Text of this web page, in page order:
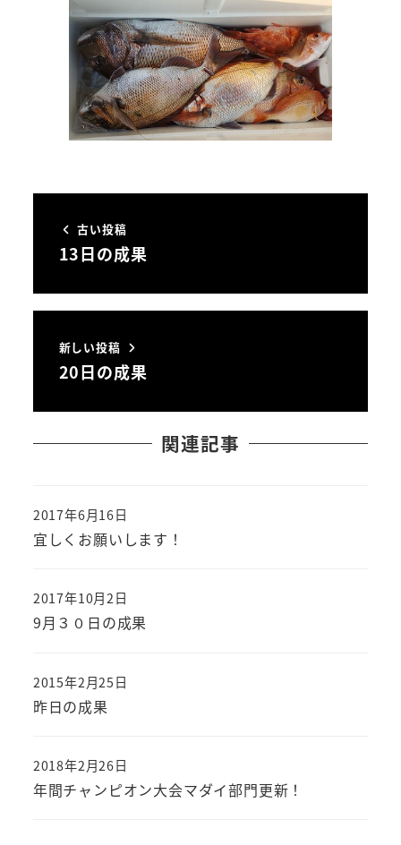
古い投稿
13日の成果
新しい投稿
20日の成果
関連記事
宜しくお願いします！
投稿日
2017年6月16日
9月３０日の成果
投稿日
2017年10月2日
昨日の成果
投稿日
2015年2月25日
年間チャンピオン大会マダイ部門更新！
投稿日
2018年2月26日